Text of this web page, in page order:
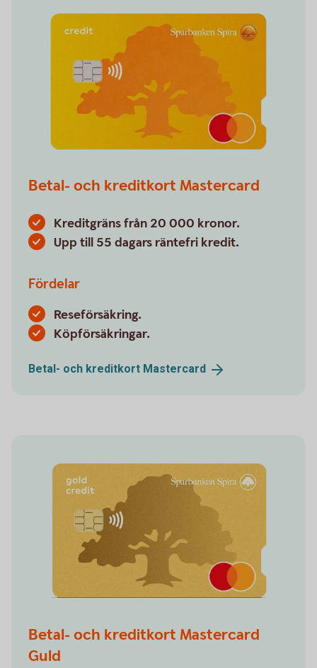
Betal- och kreditkort Mastercard
Kreditgräns från 20 000 kronor.
Upp till 55 dagars räntefri kredit.
Fördelar
Reseförsäkring.
Köpförsäkringar.
Betal- och kreditkort Mastercard
Betal- och kreditkort Mastercard
Guld